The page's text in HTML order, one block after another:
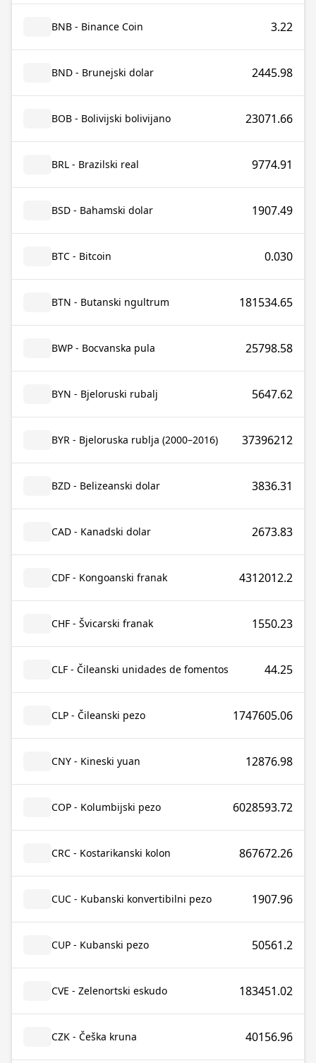
BNB - Binance Coin 3.22
BND - Brunejski dolar 2445.98
BOB - Bolivijski bolivijano 23071.66
BRL - Brazilski real 9774.91
BSD - Bahamski dolar 1907.49
BTC - Bitcoin 0.030
BTN - Butanski ngultrum 181534.65
BWP - Bocvanska pula 25798.58
BYN - Bjeloruski rubalj 5647.62
BYR - Bjeloruska rublja (2000–2016) 37396212
BZD - Belizeanski dolar 3836.31
CAD - Kanadski dolar 2673.83
CDF - Kongoanski franak 4312012.2
CHF - Švicarski franak 1550.23
CLF - Čileanski unidades de fomentos 44.25
CLP - Čileanski pezo 1747605.06
CNY - Kineski yuan 12876.98
COP - Kolumbijski pezo 6028593.72
CRC - Kostarikanski kolon 867672.26
CUC - Kubanski konvertibilni pezo 1907.96
CUP - Kubanski pezo 50561.2
CVE - Zelenortski eskudo 183451.02
CZK - Češka kruna 40156.96